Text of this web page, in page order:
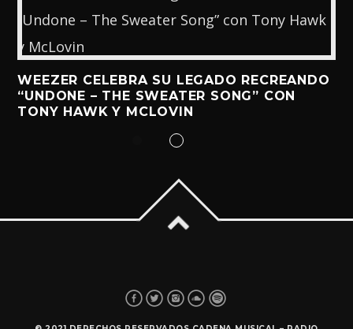
WEEZER CELEBRA SU LEGADO RECREANDO
“UNDONE – THE SWEATER SONG” CON
TONY HAWK Y MCLOVIN